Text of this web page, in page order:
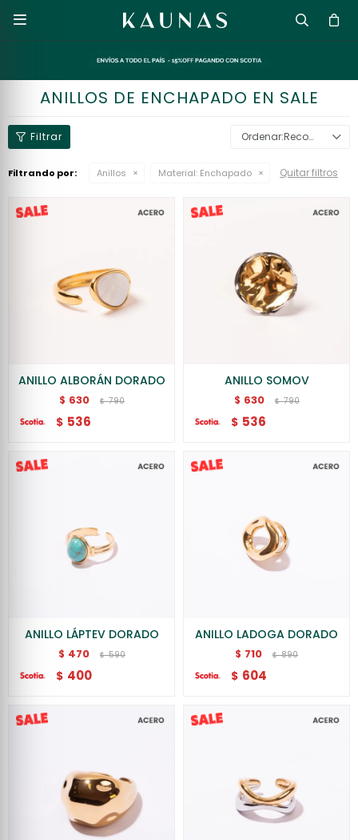

ANILLOS DE ENCHAPADO EN SALE
Recomendados
Filtrando por: Anillos Material: Enchapado Quitar filtros
ANILLO ALBORÁN DORADO
$ 630 $ 790
$ 536
ANILLO SOMOV
$ 630 $ 790
$ 536
ANILLO LÁPTEV DORADO
$ 470 $ 590
$ 400
ANILLO LADOGA DORADO
$ 710 $ 890
$ 604